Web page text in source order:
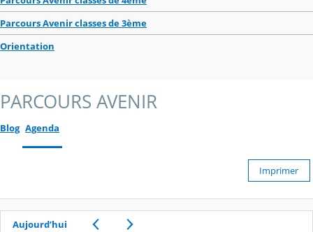
Parcours Avenir classes de 3ème
Orientation
PARCOURS AVENIR
Blog Agenda
Imprimer
Aujourd’hui